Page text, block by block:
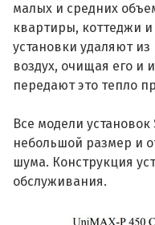
малых и средних
квартиры, коттеджи
установки удаляют
воздух, очищая его и
передают это тепло
Все модели установок
небольшой размер и
шума. Конструкция
обслуживания.